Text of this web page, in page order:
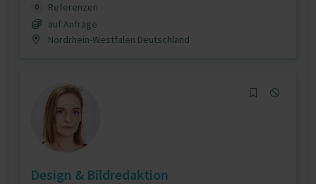
0
Referenzen
auf Anfrage
Nordrhein-Westfalen Deutschland
Design & Bildredaktion